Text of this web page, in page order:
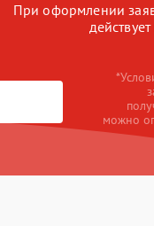
При оформлении
можно